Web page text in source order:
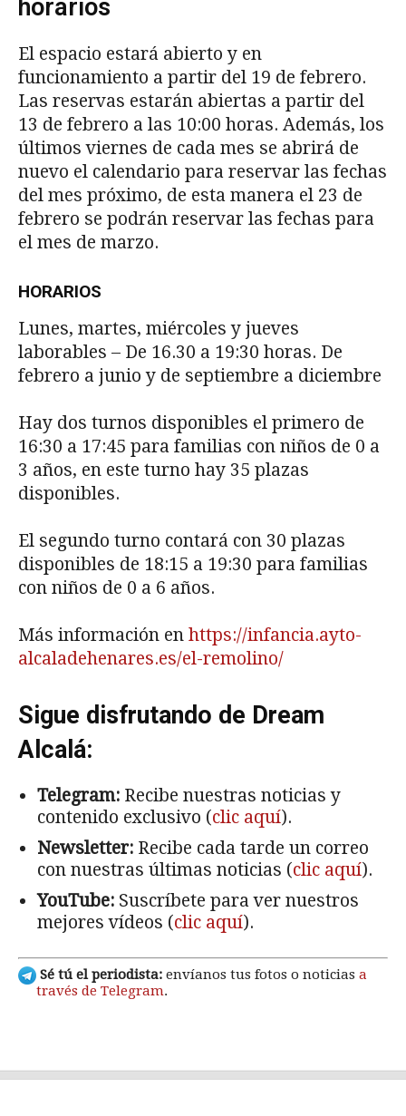
horarios
El espacio estará abierto y en
funcionamiento a partir del 19 de febrero.
Las reservas estarán abiertas a partir del
13 de febrero a las 10:00 horas. Además, los
últimos viernes de cada mes se abrirá de
nuevo el calendario para reservar las fechas
del mes próximo, de esta manera el 23 de
febrero se podrán reservar las fechas para
el mes de marzo.
HORARIOS
Lunes, martes, miércoles y jueves
laborables – De 16.30 a 19:30 horas. De
febrero a junio y de septiembre a diciembre
Hay dos turnos disponibles el primero de
16:30 a 17:45 para familias con niños de 0 a
3 años, en este turno hay 35 plazas
disponibles.
El segundo turno contará con 30 plazas
disponibles de 18:15 a 19:30 para familias
con niños de 0 a 6 años.
Más información en https://infancia.ayto-
alcaladehenares.es/el-remolino/
Sigue disfrutando de Dream
Alcalá:
Telegram: Recibe nuestras noticias y
contenido exclusivo (clic aquí).
Newsletter: Recibe cada tarde un correo
con nuestras últimas noticias (clic aquí).
YouTube: Suscríbete para ver nuestros
mejores vídeos (clic aquí).
Sé tú el periodista: envíanos tus fotos o noticias a
través de Telegram.